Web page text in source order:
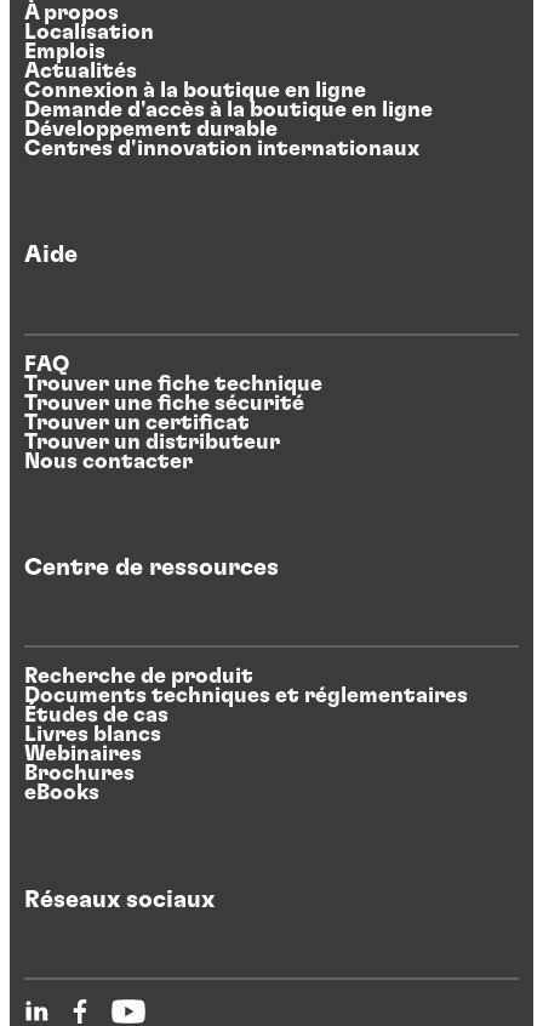
À propos
Localisation
Emplois
Actualités
Connexion à la boutique en ligne
Demande d'accès à la boutique en ligne
Développement durable
Centres d'innovation internationaux
Aide
FAQ
Trouver une fiche technique
Trouver une fiche sécurité
Trouver un certificat
Trouver un distributeur
Nous contacter
Centre de ressources
Recherche de produit
Documents techniques et réglementaires
Études de cas
Livres blancs
Webinaires
Brochures
eBooks
Réseaux sociaux